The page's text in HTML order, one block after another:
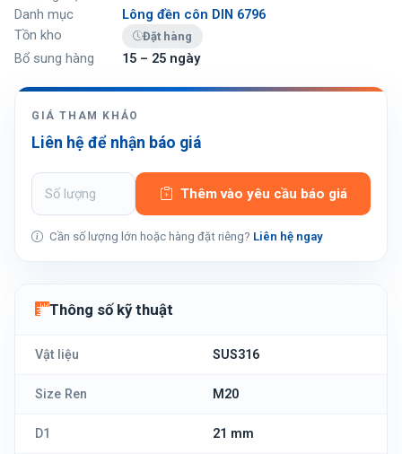
Danh mục
Lông đền côn DIN 6796
Tồn kho
Đặt hàng
Bổ sung hàng 15 – 25 ngày
GIÁ THAM KHẢO
Liên hệ để nhận báo giá
Thêm vào yêu cầu báo giá
Cần số lượng lớn hoặc hàng đặt riêng? Liên hệ ngay
Thông số kỹ thuật
Vật liệu SUS316
Size Ren M20
D1 21 mm